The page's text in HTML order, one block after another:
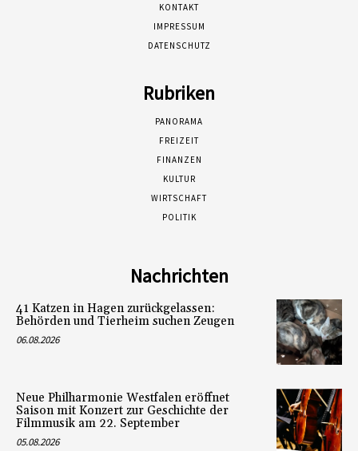
KONTAKT
IMPRESSUM
DATENSCHUTZ
Rubriken
PANORAMA
FREIZEIT
FINANZEN
KULTUR
WIRTSCHAFT
POLITIK
Nachrichten
41 Katzen in Hagen zurückgelassen:
Behörden und Tierheim suchen Zeugen
06.08.2026
Neue Philharmonie Westfalen eröffnet
Saison mit Konzert zur Geschichte der
Filmmusik am 22. September
05.08.2026